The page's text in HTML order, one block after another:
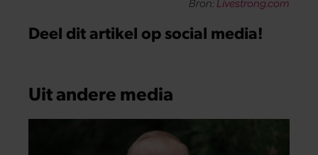
Deel dit artikel op social media!
Uit andere media